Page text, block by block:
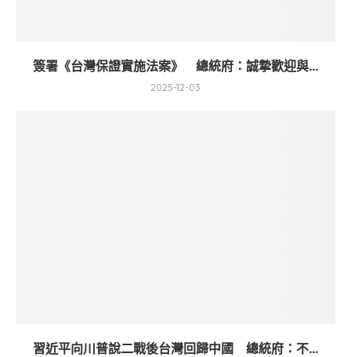
簽署《台灣保證實施法案》 總統府：誠摯歡迎與...
2025-12-03
習近平向川普說二戰後台灣回歸中國 總統府：不...